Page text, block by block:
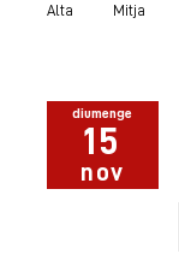
Alta Mitja
diumenge
15
nov